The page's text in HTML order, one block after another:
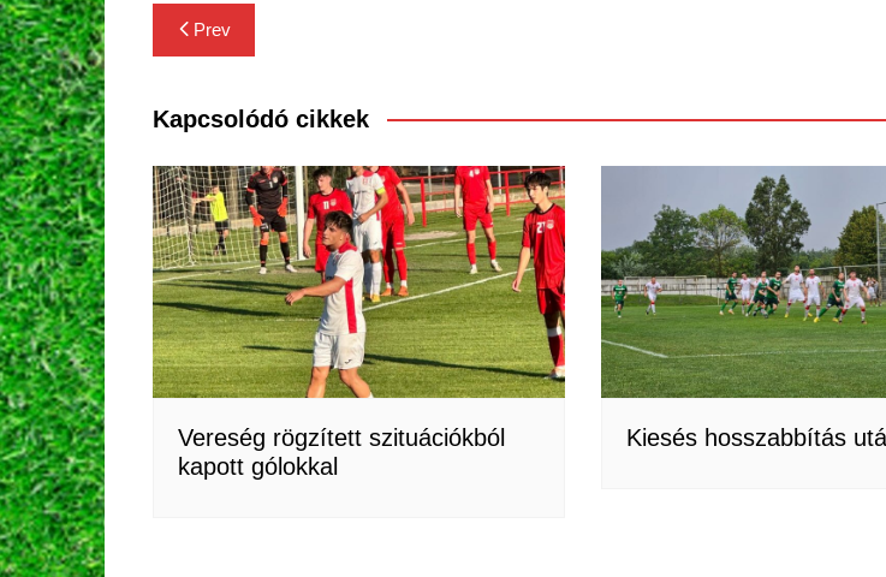
Bejegyzés
navigáció
Prev
Kapcsolódó cikkek
Vereség rögzített szituációkból
kapott gólokkal
Kiesés hosszabbítás